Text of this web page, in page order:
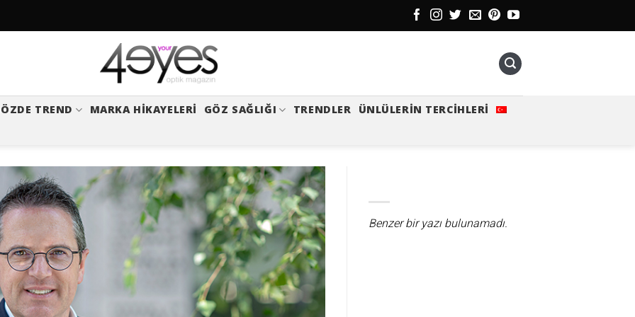
TREND MARKA HIKAYELERI GÖZ SAĞLIĞI TRENDLER ÜNLÜLERIN TERCIHLERI
Benzer bir yazı bulunamadı.